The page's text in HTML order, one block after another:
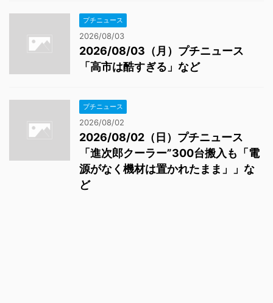
プチニュース
2026/08/03
2026/08/03（月）プチニュース
「高市は酷すぎる」など
プチニュース
2026/08/02
2026/08/02（日）プチニュース
「進次郎クーラー”300台搬入も「電
源がなく機材は置かれたまま」」な
ど